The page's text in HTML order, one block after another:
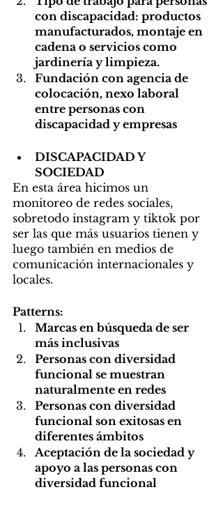
con discapacidad: productos
manufacturados, montaje en
cadena o servicios como
jardinería y limpieza.
Fundación con agencia de
colocación, nexo laboral
entre personas con
discapacidad y empresas
DISCAPACIDAD Y
SOCIEDAD
En esta área hicimos un
monitoreo de redes sociales,
sobretodo instagram y tiktok por
ser las que más usuarios tienen y
luego también en medios de
comunicación internacionales y
locales.
Patterns:
Marcas en búsqueda de ser
más inclusivas
Personas con diversidad
funcional se muestran
naturalmente en redes
Personas con diversidad
funcional son exitosas en
diferentes ámbitos
Aceptación de la sociedad y
apoyo a las personas con
diversidad funcional